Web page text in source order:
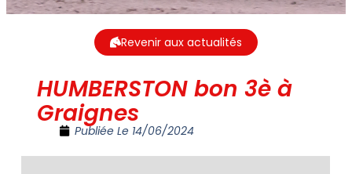
Revenir aux actualités
HUMBERSTON bon 3è à
Graignes
Publiée Le 14/06/2024